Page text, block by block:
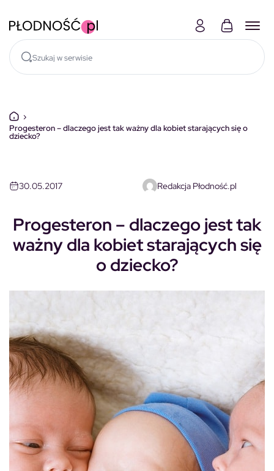
›
Progesteron – dlaczego jest tak ważny dla kobiet starających się o
dziecko?
30.05.2017 Redakcja Płodność.pl
Progesteron – dlaczego jest tak
ważny dla kobiet starających się
o dziecko?